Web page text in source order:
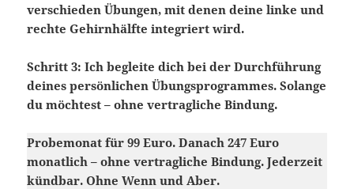
verschieden Übungen, mit denen deine linke und
rechte Gehirnhälfte integriert wird.
Schritt 3: Ich begleite dich bei der Durchführung
deines persönlichen Übungsprogrammes. Solange
du möchtest – ohne vertragliche Bindung.
Probemonat für 99 Euro. Danach 247 Euro
monatlich – ohne vertragliche Bindung. Jederzeit
kündbar. Ohne Wenn und Aber.